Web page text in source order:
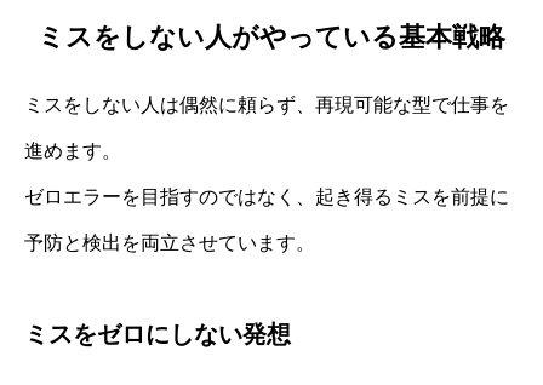
ミスをしない人がやっている基本戦略
ミスをしない人は偶然に頼らず、再現可能な型で仕事を
進めます。
ゼロエラーを目指すのではなく、起き得るミスを前提に
予防と検出を両立させています。
ミスをゼロにしない発想